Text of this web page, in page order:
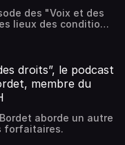
des "Voix et des
lieux des conditions
l'importance
banlieues
une liberté factice.
droits”, le podcast
membre du
aborde un autre
forfaitaires.